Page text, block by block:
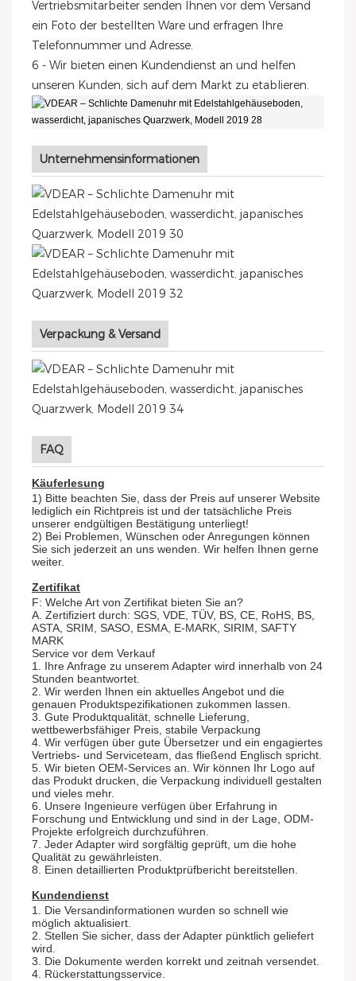
Vertriebsmitarbeiter senden Ihnen vor dem Versand
ein Foto der bestellten Ware und erfragen Ihre
Telefonnummer und Adresse.
6 - Wir bieten einen Kundendienst an und helfen
unseren Kunden, sich auf dem Markt zu etablieren.
Unternehmensinformationen
Verpackung & Versand
FAQ
Käuferlesung
1) Bitte beachten Sie, dass der Preis auf unserer Website
lediglich ein Richtpreis ist und der tatsächliche Preis
unserer endgültigen Bestätigung unterliegt!
2) Bei Problemen, Wünschen oder Anregungen können
Sie sich jederzeit an uns wenden. Wir helfen Ihnen gerne
weiter.
Zertifikat
F: Welche Art von Zertifikat bieten Sie an?
A. Zertifiziert durch: SGS, VDE, TÜV, BS, CE, RoHS, BS,
ASTA, SRIM, SASO, ESMA, E-MARK, SIRIM, SAFTY
MARK
Service vor dem Verkauf
1. Ihre Anfrage zu unserem Adapter wird innerhalb von 24
Stunden beantwortet.
2. Wir werden Ihnen ein aktuelles Angebot und die
genauen Produktspezifikationen zukommen lassen.
3. Gute Produktqualität, schnelle Lieferung,
wettbewerbsfähiger Preis, stabile Verpackung
4. Wir verfügen über gute Übersetzer und ein engagiertes
Vertriebs- und Serviceteam, das fließend Englisch spricht.
5. Wir bieten OEM-Services an. Wir können Ihr Logo auf
das Produkt drucken, die Verpackung individuell gestalten
und vieles mehr.
6. Unsere Ingenieure verfügen über Erfahrung in
Forschung und Entwicklung und sind in der Lage, ODM-
Projekte erfolgreich durchzuführen.
7. Jeder Adapter wird sorgfältig geprüft, um die hohe
Qualität zu gewährleisten.
8. Einen detaillierten Produktprüfbericht bereitstellen.
Kundendienst
1. Die Versandinformationen wurden so schnell wie
möglich aktualisiert.
2. Stellen Sie sicher, dass der Adapter pünktlich geliefert
wird.
3. Die Dokumente werden korrekt und zeitnah versendet.
4. Rückerstattungsservice.